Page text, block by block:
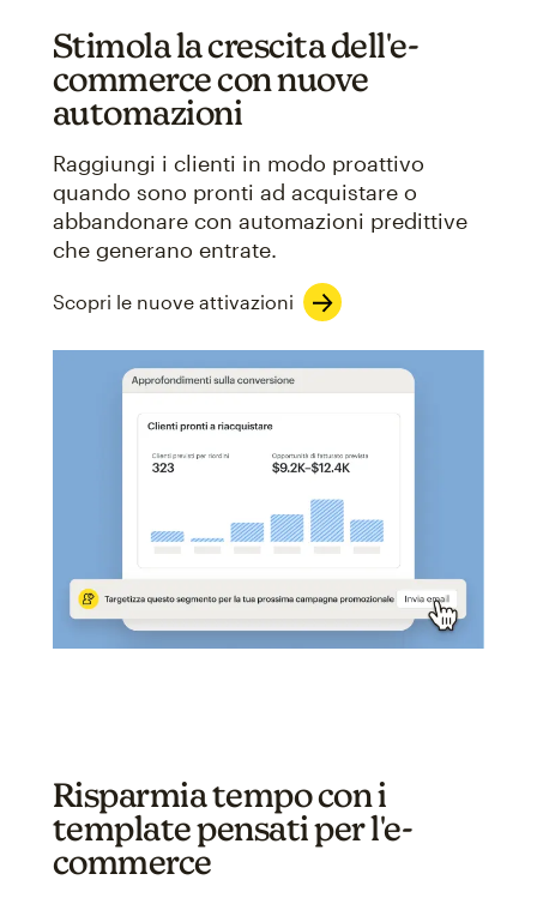
Stimola la crescita dell'e-
commerce con nuove
automazioni
Raggiungi i clienti in modo proattivo
quando sono pronti ad acquistare o
abbandonare con automazioni predittive
che generano entrate.
Scopri le nuove attivazioni
Risparmia tempo con i
template pensati per l'e-
commerce